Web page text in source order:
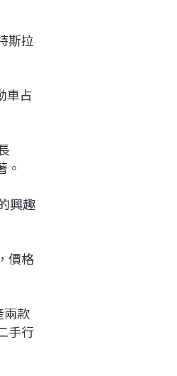
斯拉
車占
。
興趣
價格
兩款
手行